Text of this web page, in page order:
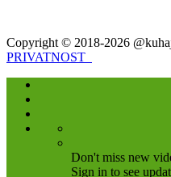
Copyright © 2018-2026
PRIVATNOST
Don't miss new
Sign in to see